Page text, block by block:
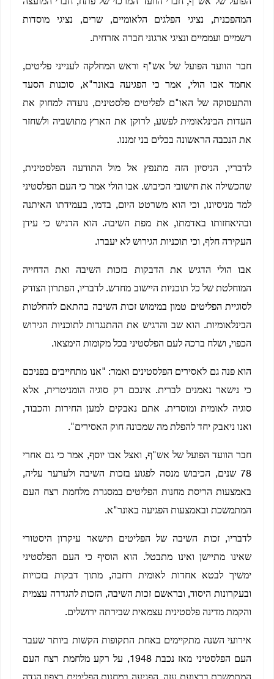
המהפכנית, נציגי הפלגים הלאומיים, שרים, נציגי מוסדות
רשמיים ועממיים ונציגי ארגוני חברה אזרחית.
חבר הוועד הפועל של אש"ף וראש המחלקה לענייני פליטים,
אחמד אבו הולי, אמר כי הפגיעה באונר"א, סוכנות הסעד
והתעסוקה של האו"ם לפליטים פלסטינים, נועדה למחוק את
העדות הבינלאומית לפשע, לרוקן את הארץ מתושביה ולשחזר
את הנכבה הראשונה בכלים בני זמננו.
לדבריו, הניסיון הזה מתנפץ אל מול התודעה הפלסטינית,
שהכשילה את חישובי הכיבוש. אבו הולי אמר כי העם הפלסטיני
למד מניסיונו, וכי הוא משרטט היום, בדמו, בעמידתו האיתנה
ובהיאחזותו באדמתו, את מפת השיבה. הוא הדגיש כי עידן
העקירה חלף, וכי תוכניות הגירוש לא יעברו.
אבו הולי הדגיש את הדבקות בזכות השיבה ואת הדחייה
המוחלטת של כל תוכניות היישוב מחדש. לדבריו, הפתרון הצודק
לסוגיית הפליטים טמון במימוש זכות השיבה בהתאם להחלטות
הבינלאומיות. הוא שב והדגיש את ההתנגדות לתוכניות הגירוש
הכפוי, ושלח ברכה לעם הפלסטיני בכל מקומות הימצאו.
הוא פנה גם לאסירים הפלסטינים ואמר: "אנו מתחייבים בפניכם
כי נישאר נאמנים לברית. אינכם רק סוגיה הומניטרית, אלא
סוגיה לאומית ומוסרית. אתם נאבקים למען החירות והכבוד,
ואנו ניאבק יחד להפלת מה שמכונה חוק האסירים".
חבר הוועד הפועל של אש"ף, ואצל אבו יוסף, אמר כי גם אחרי
78 שנים, הכיבוש מנסה לפגוע בזכות השיבה ולערער עליה,
באמצעות הריסת מחנות הפליטים במסגרת מלחמת רצח העם
המתמשכת ובאמצעות הפגיעה באונר"א.
לדבריו, זכות השיבה של הפליטים תישאר עיקרון היסטורי
שאינו מתיישן ואינו מתבטל. הוא הוסיף כי העם הפלסטיני
ימשיך לבטא אחדות לאומית רחבה, מתוך דבקות בזכויות
ובעקרונות היסוד, ובראשם זכות השיבה, הזכות להגדרה עצמית
והקמת מדינה פלסטינית עצמאית שבירתה ירושלים.
אירועי השנה מתקיימים באחת התקופות הקשות ביותר שעבר
העם הפלסטיני מאז נכבת 1948, על רקע מלחמת רצח העם